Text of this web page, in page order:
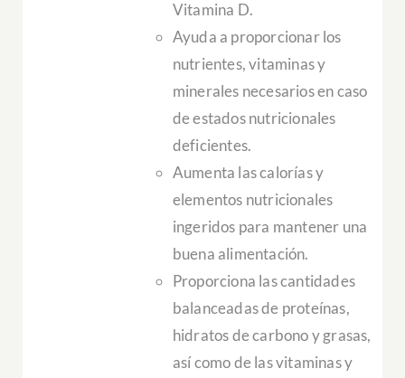
Vitamina D.
Ayuda a proporcionar los
nutrientes, vitaminas y
minerales necesarios en caso
de estados nutricionales
deficientes.
Aumenta las calorías y
elementos nutricionales
ingeridos para mantener una
buena alimentación.
Proporciona las cantidades
balanceadas de proteínas,
hidratos de carbono y grasas,
así como de las vitaminas y